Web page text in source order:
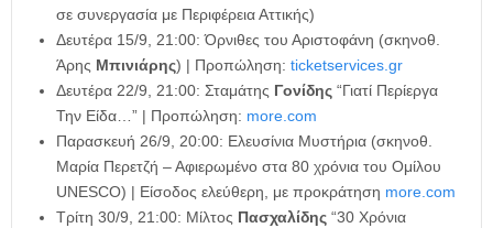
σε συνεργασία με Περιφέρεια Αττικής)
Δευτέρα 15/9, 21:00: Όρνιθες του Αριστοφάνη (σκηνοθ.
Άρης Μπινιάρης) | Προπώληση: ticketservices.gr
Δευτέρα 22/9, 21:00: Σταμάτης Γονίδης “Γιατί Περίεργα
Την Είδα…” | Προπώληση: more.com
Παρασκευή 26/9, 20:00: Ελευσίνια Μυστήρια (σκηνοθ.
Μαρία Περετζή – Αφιερωμένο στα 80 χρόνια του Ομίλου
UNESCO) | Είσοδος ελεύθερη, με προκράτηση more.com
Τρίτη 30/9, 21:00: Μίλτος Πασχαλίδης “30 Χρόνια